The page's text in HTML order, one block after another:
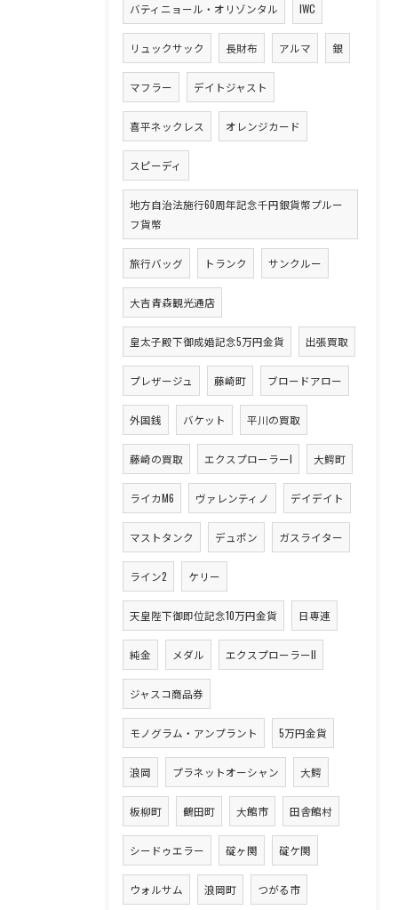
バティニョール・オリゾンタル IWC
リュックサック 長財布 アルマ 銀
マフラー デイトジャスト
喜平ネックレス オレンジカード
スピーディ
地方自治法施行60周年記念千円銀貨幣プルー
フ貨幣
旅行バッグ トランク サンクルー
大吉青森観光通店
皇太子殿下御成婚記念5万円金貨 出張買取
プレザージュ 藤崎町 ブロードアロー
外国銭 バケット 平川の買取
藤崎の買取 エクスプローラーI 大鰐町
ライカM6 ヴァレンティノ デイデイト
マストタンク デュポン ガスライター
ライン2 ケリー
天皇陛下御即位記念10万円金貨 日専連
純金 メダル エクスプローラーII
ジャスコ商品券
モノグラム・アンプラント 5万円金貨
浪岡 プラネットオーシャン 大鰐
板柳町 鶴田町 大館市 田舎館村
シードゥエラー 碇ヶ関 碇ケ関
ウォルサム 浪岡町 つがる市